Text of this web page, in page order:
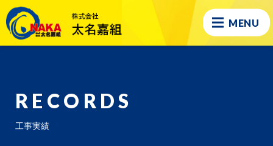
MENU
RECORDS
工事実績